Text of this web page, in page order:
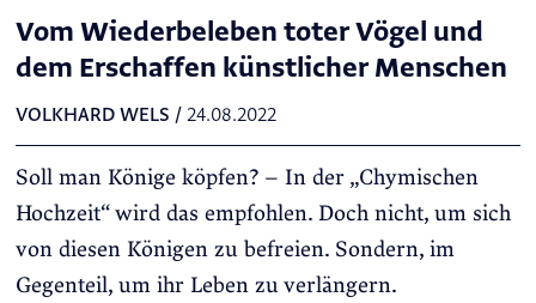
Vom Wiederbeleben toter Vögel und
dem Erschaffen künstlicher Menschen
VOLKHARD WELS / 24.08.2022
Soll man Könige köpfen? – In der „Chymischen
Hochzeit“ wird das empfohlen. Doch nicht, um sich
von diesen Königen zu befreien. Sondern, im
Gegenteil, um ihr Leben zu verlängern.